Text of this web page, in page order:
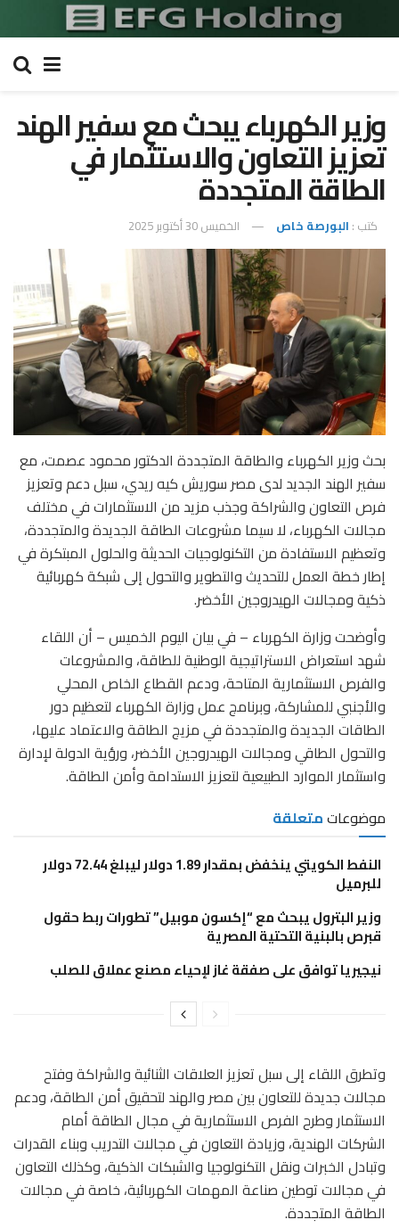
وزير الكهرباء يبحث مع سفير الهند
تعزيز التعاون والاستثمار في
الطاقة المتجددة
كتب : البورصة خاص الخميس 30 أكتوبر 2025
بحث وزير الكهرباء والطاقة المتجددة الدكتور محمود عصمت، مع
سفير الهند الجديد لدى مصر سوريش كيه ريدي، سبل دعم وتعزيز
فرص التعاون والشراكة وجذب مزيد من الاستثمارات في مختلف
مجالات الكهرباء، لا سيما مشروعات الطاقة الجديدة والمتجددة،
وتعظيم الاستفادة من التكنولوجيات الحديثة والحلول المبتكرة في
إطار خطة العمل للتحديث والتطوير والتحول إلى شبكة كهربائية
ذكية ومجالات الهيدروجين الأخضر.
وأوضحت وزارة الكهرباء – في بيان اليوم الخميس – أن اللقاء
شهد استعراض الاستراتيجية الوطنية للطاقة، والمشروعات
والفرص الاستثمارية المتاحة، ودعم القطاع الخاص المحلي
والأجنبي للمشاركة، وبرنامج عمل وزارة الكهرباء لتعظيم دور
الطاقات الجديدة والمتجددة في مزيج الطاقة والاعتماد عليها،
والتحول الطاقي ومجالات الهيدروجين الأخضر، ورؤية الدولة لإدارة
واستثمار الموارد الطبيعية لتعزيز الاستدامة وأمن الطاقة.
موضوعاتمتعلقة
النفط الكويتي ينخفض بمقدار 1.89 دولار ليبلغ 72.44 دولار
للبرميل
وزير البترول يبحث مع “إكسون موبيل” تطورات ربط حقول
قبرص بالبنية التحتية المصرية
نيجيريا توافق على صفقة غاز لإحياء مصنع عملاق للصلب
وتطرق اللقاء إلى سبل تعزيز العلاقات الثنائية والشراكة وفتح
مجالات جديدة للتعاون بين مصر والهند لتحقيق أمن الطاقة، ودعم
الاستثمار وطرح الفرص الاستثمارية في مجال الطاقة أمام
الشركات الهندية، وزيادة التعاون في مجالات التدريب وبناء القدرات
وتبادل الخبرات ونقل التكنولوجيا والشبكات الذكية، وكذلك التعاون
في مجالات توطين صناعة المهمات الكهربائية، خاصة في مجالات
الطاقة المتجددة.